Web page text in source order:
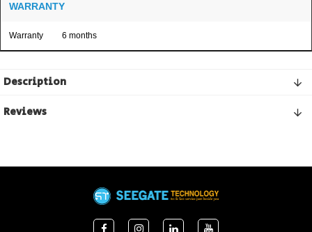
WARRANTY
Warranty 6 months
Description
Reviews